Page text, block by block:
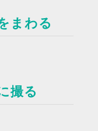
まわる
撮る